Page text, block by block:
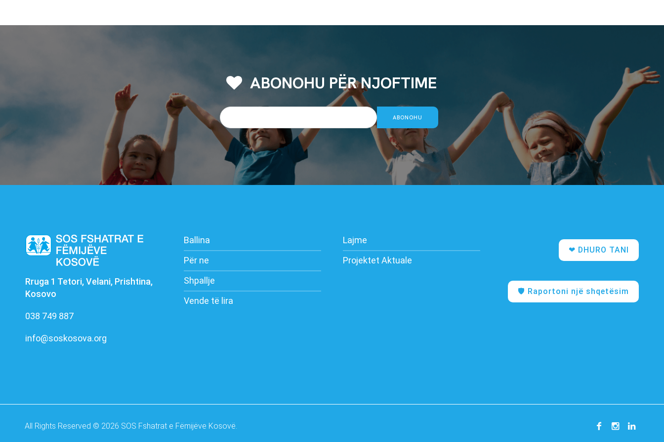
ABONOHU PËR NJOFTIME
Rruga 1 Tetori, Velani, Prishtina,
Kosovo
038 749 887
info@soskosova.org
Ballina
Për ne
Shpallje
Vende të lira
Lajme
Projektet Aktuale
❤︎ DHURO TANI
🛡️ Raportoni një shqetësim
All Rights Reserved © 2026 SOS Fshatrat e Fëmijëve Kosovë.